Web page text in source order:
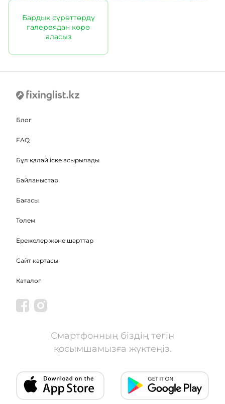
Бардык сүрөттөрдү
галереядан көрө
аласыз
Блог
FAQ
Бұл қалай іске асырылады
Байланыстар
Бағасы
Төлем
Ережелер және шарттар
Сайт картасы
Каталог
Смартфонның біздің тегін
қосымшамызға жүктеңіз.